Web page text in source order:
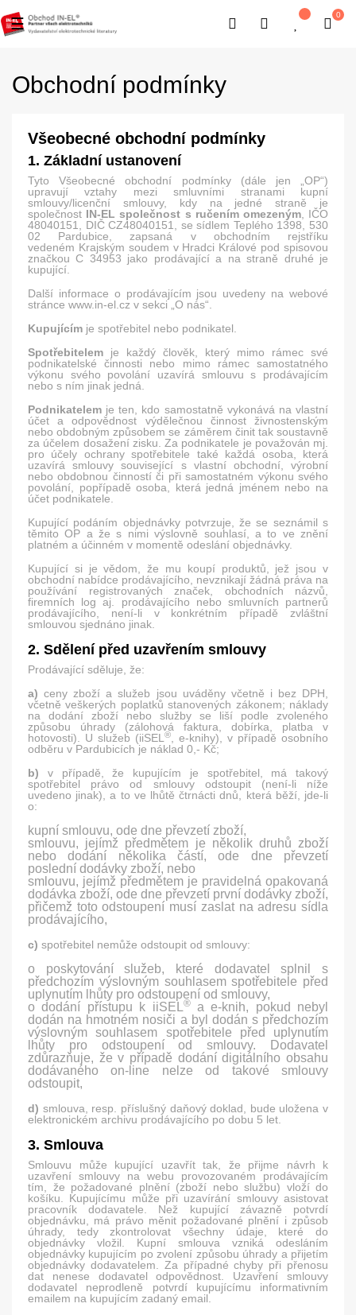
0
Toggle navigation
☰
Obchodní podmínky
Všeobecné obchodní podmínky
1. Základní ustanovení
Tyto Všeobecné obchodní podmínky (dále jen „OP“)
upravují vztahy mezi smluvními stranami kupní
smlouvy/licenční smlouvy, kdy na jedné straně je
společnost IN-EL společnost s ručením omezeným, IČO
48040151, DIČ CZ48040151, se sídlem Teplého 1398, 530
02 Pardubice, zapsaná v obchodním rejstříku
vedeném Krajským soudem v Hradci Králové pod spisovou
značkouC 34953 jako prodávající a na straně druhé je
kupující.
Další informace o prodávajícím jsou uvedeny na webové
stránce www.in-el.cz v sekci „O nás“.
Kupujícím je spotřebitel nebo podnikatel.
Spotřebitelem je každý člověk, který mimo rámec své
podnikatelské činnosti nebo mimo rámec samostatného
výkonu svého povolání uzavírá smlouvu s prodávajícím
nebo s ním jinak jedná.
Podnikatelem je ten, kdo samostatně vykonává na vlastní
účet a odpovědnost výdělečnou činnost živnostenským
nebo obdobným způsobem se záměrem činit tak soustavně
za účelem dosažení zisku. Za podnikatele je považován mj.
pro účely ochrany spotřebitele také každá osoba, která
uzavírá smlouvy související s vlastní obchodní, výrobní
nebo obdobnou činností či při samostatném výkonu svého
povolání, popřípadě osoba, která jedná jménem nebo na
účet podnikatele.
Kupující podáním objednávky potvrzuje, že se seznámil s
těmito OP a že s nimi výslovně souhlasí, a to ve znění
platném a účinném v momentě odeslání objednávky.
Kupující si je vědom, že mu koupí produktů, jež jsou v
obchodní nabídce prodávajícího, nevznikají žádná práva na
používání registrovaných značek, obchodních názvů,
firemních log aj. prodávajícího nebo smluvních partnerů
prodávajícího, není-li v konkrétním případě zvláštní
smlouvou sjednáno jinak.
2. Sdělení před uzavřením smlouvy
Prodávající sděluje, že:
a) ceny zboží a služeb jsou uváděny včetně i bez DPH,
včetně veškerých poplatků stanovených zákonem; náklady
na dodání zboží nebo služby se liší podle zvoleného
způsobu úhrady (zálohová faktura, dobírka, platba v
hotovosti). U služeb (iiSEL ®
, e-knihy), v případě osobního
odběru v Pardubicích je náklad 0,- Kč;
b) v případě, že kupujícím je spotřebitel, má takový
spotřebitel právo od smlouvy odstoupit (není-li níže
uvedeno jinak), a to ve lhůtě čtrnácti dnů, která běží, jde-li
o:
kupní smlouvu, ode dne převzetí zboží,
smlouvu, jejímž předmětem je několik druhů zboží
nebo dodání několika částí, ode dne převzetí
poslední dodávky zboží, nebo
smlouvu, jejímž předmětem je pravidelná opakovaná
dodávka zboží, ode dne převzetí první dodávky zboží,
přičemž toto odstoupení musí zaslat na adresu sídla
prodávajícího,
c) spotřebitel nemůže odstoupit od smlouvy:
o poskytování služeb, které dodavatel splnil s
předchozím výslovným souhlasem spotřebitele před
uplynutím lhůty pro odstoupení od smlouvy,
o dodání přístupu k iiSEL
®a e-knih, pokud nebyl
dodán na hmotném nosiči a byl dodán s předchozím
výslovným souhlasem spotřebitele před uplynutím
lhůty pro odstoupení od smlouvy. Dodavatel
zdůrazňuje, že v případě dodání digitálního obsahu
dodávaného on-line nelze od takové smlouvy
odstoupit,
d) smlouva, resp. příslušný daňový doklad, bude uložena v
elektronickém archivu prodávajícího po dobu 5 let.
3. Smlouva
Smlouvu může kupující uzavřít tak, že přijme návrh k
uzavření smlouvy na webu provozovaném prodávajícím
tím, že požadované plnění (zboží nebo službu) vloží do
košíku. Kupujícímu může při uzavírání smlouvy asistovat
pracovník dodavatele. Než kupující závazně potvrdí
objednávku, má právo měnit požadované plnění i způsob
úhrady, tedy zkontrolovat všechny údaje, které do
objednávky vložil. Kupní smlouva vzniká odesláním
objednávky kupujícím po zvolení způsobu úhrady a přijetím
objednávky dodavatelem. Za případné chyby při přenosu
dat nenese dodavatel odpovědnost. Uzavření smlouvy
dodavatel neprodleně potvrdí kupujícímu informativním
emailem na kupujícím zadaný email.